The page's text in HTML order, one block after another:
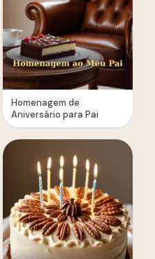
Homenagem de
Aniversário para Pai